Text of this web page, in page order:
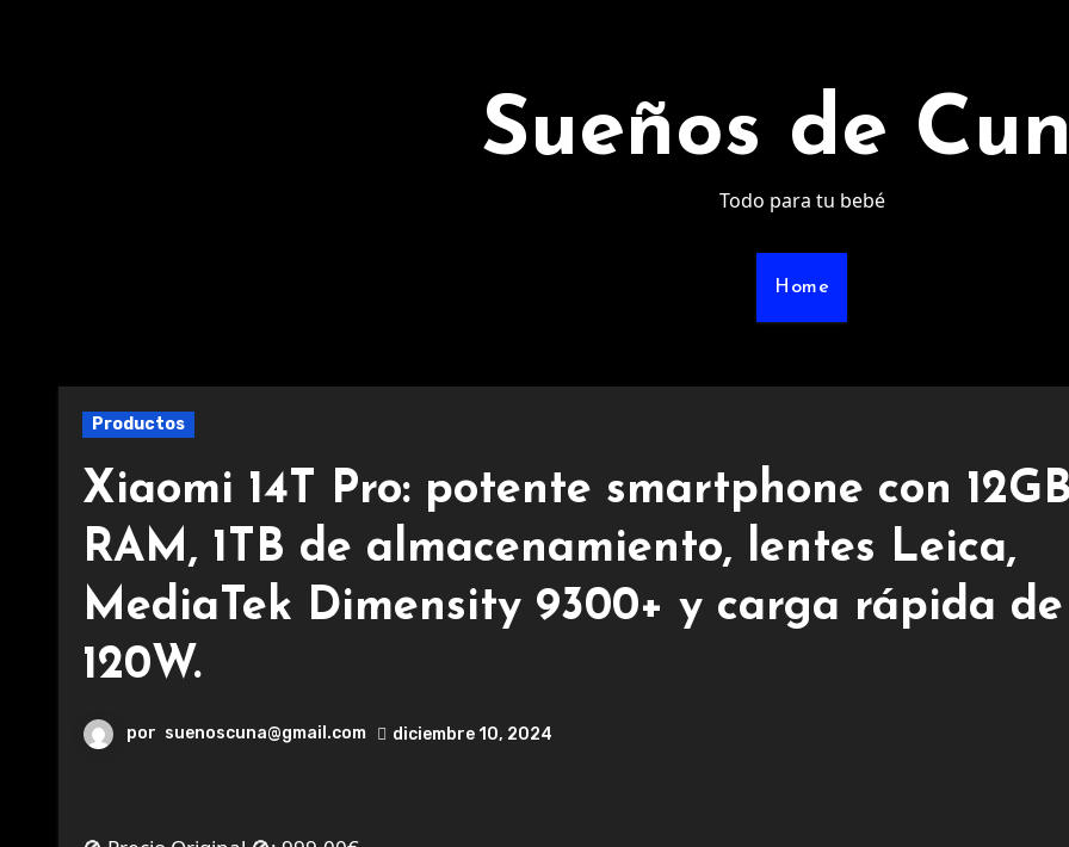
Sueños de
Todo para tu bebé
Home
Productos
Xiaomi 14T Pro: potente smartphone con
RAM, 1TB de almacenamiento, lentes Leica,
MediaTek Dimensity 9300+ y carga rápida de
120W.
por suenoscuna@gmail.com diciembre 10, 2024